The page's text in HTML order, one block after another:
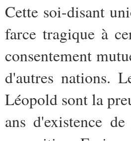
Cette soi-disant
farce tragique à
consentement
d'autres nations.
Léopold sont la
ans d'existence